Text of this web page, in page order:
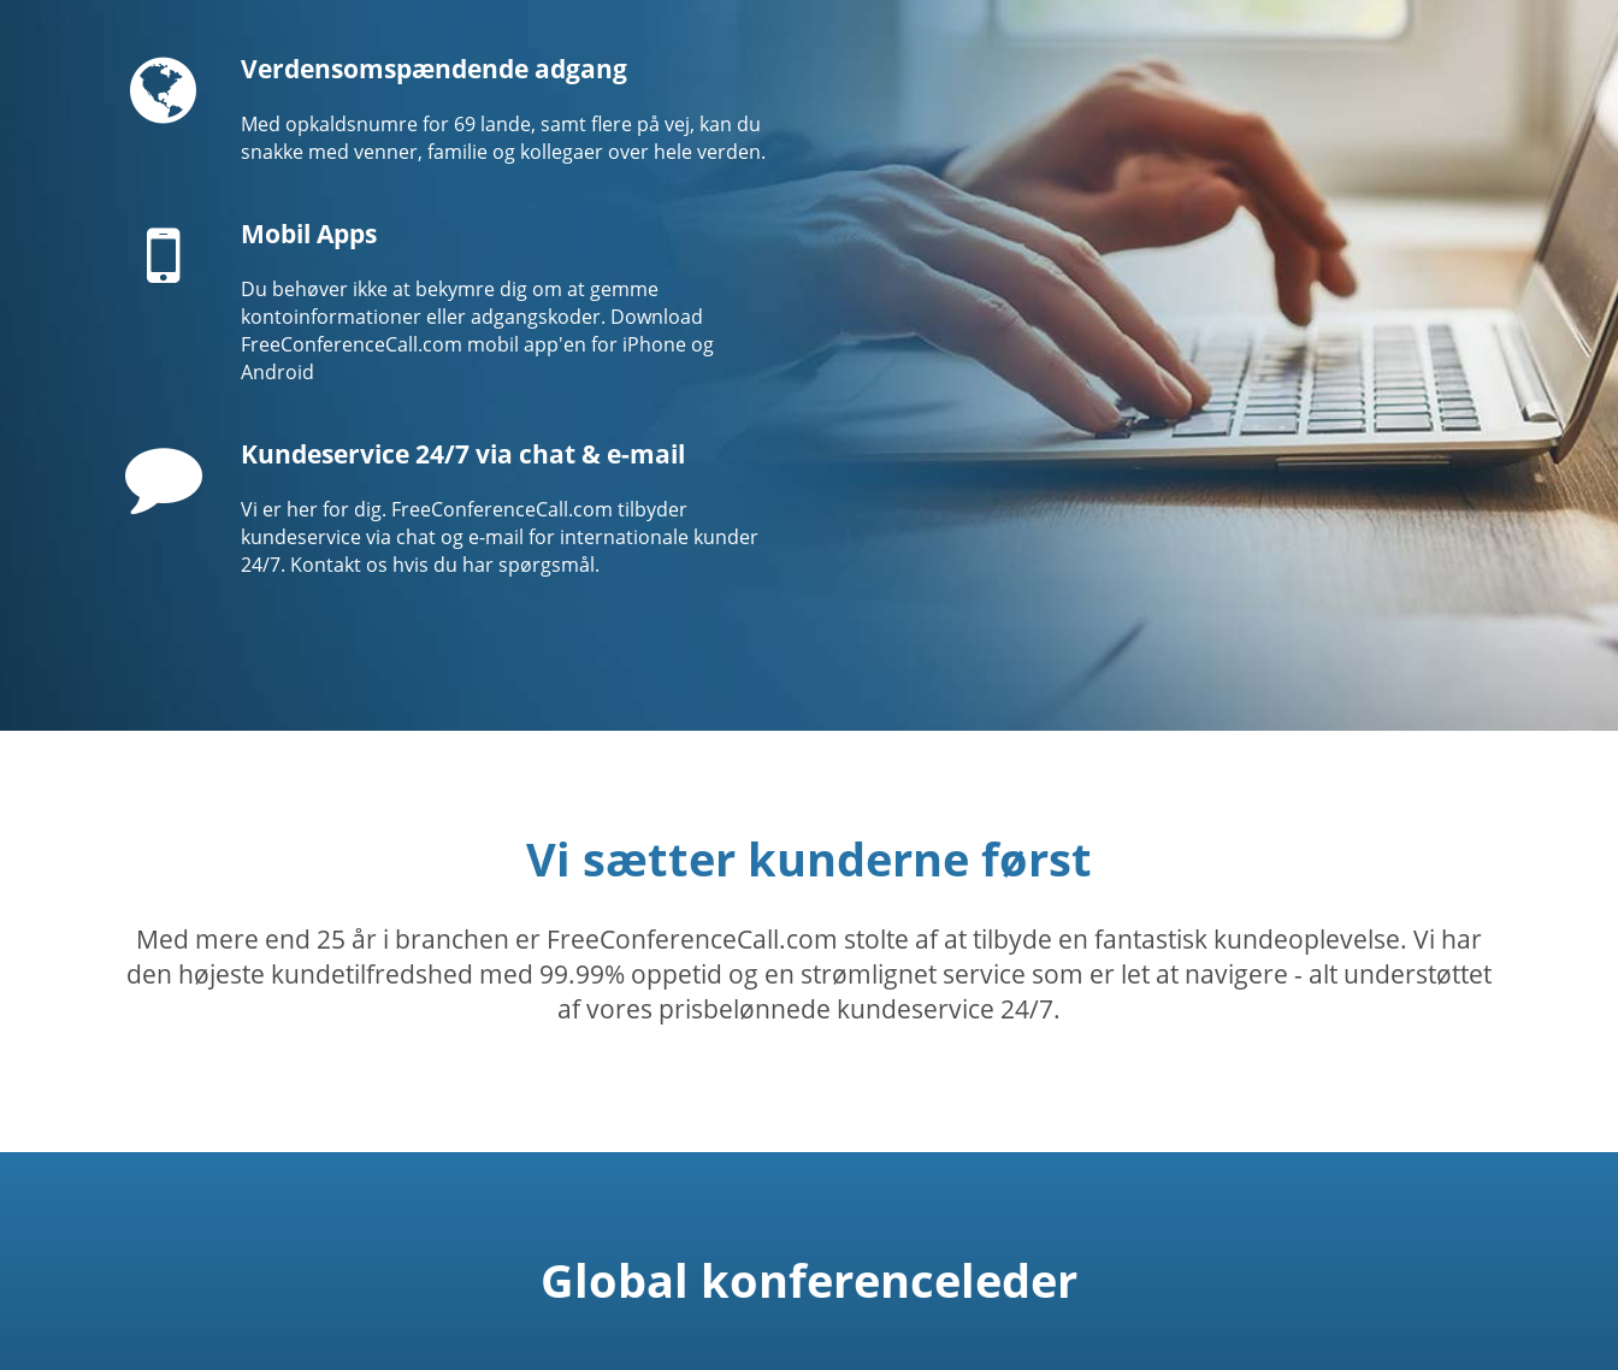
GlobeVerdensomspændende adgang
Med opkaldsnumre for 69 lande, samt flere på vej, kan du
snakke med venner, familie og kollegaer over hele verden.
Mobile Mobil Apps
Du behøver ikke at bekymre dig om at gemme
kontoinformationer eller adgangskoder. Download
FreeConferenceCall.com mobil app'en for iPhone og
Android
Comment
Kundeservice 24/7 via chat & e-mail
Vi er her for dig. FreeConferenceCall.com tilbyder
kundeservice via chat og e-mail for internationale kunder
24/7. Kontakt os hvis du har spørgsmål.
Vi sætter kunderne først
Med mere end 25 år i branchen er FreeConferenceCall.com stolte af at tilbyde en fantastisk kundeoplevelse. Vi har
den højeste kundetilfredshed med 99.99% oppetid og en strømlignet service som er let at navigere - alt understøttet
af vores prisbelønnede kundeservice 24/7.
Global konferenceleder